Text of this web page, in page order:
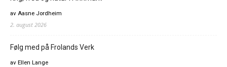
av Aasne Jordheim
2. august 2026
Følg med på Frolands Verk
av Ellen Lange